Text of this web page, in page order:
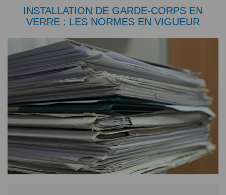
INSTALLATION DE GARDE-CORPS EN
VERRE : LES NORMES EN VIGUEUR